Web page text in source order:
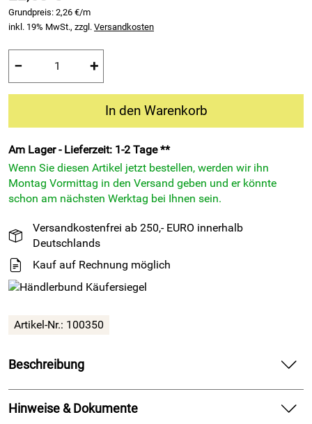
Grundpreis: 2,26 €/m
inkl. 19% MwSt., zzgl. Versandkosten
− +
In den Warenkorb
Am Lager - Lieferzeit: 1-2 Tage **
Wenn Sie diesen Artikel jetzt bestellen, werden wir ihn
Montag Vormittag in den Versand geben und er könnte
schon am nächsten Werktag bei Ihnen sein.
Versandkostenfrei ab 250,- EURO innerhalb
Deutschlands
Kauf auf Rechnung möglich
Artikel-Nr.: 100350
Beschreibung
Gerband 606 - Aluminium Butyl Dichtungsband 1mm x
50mm - kaltverschweißend
Hinweise & Dokumente